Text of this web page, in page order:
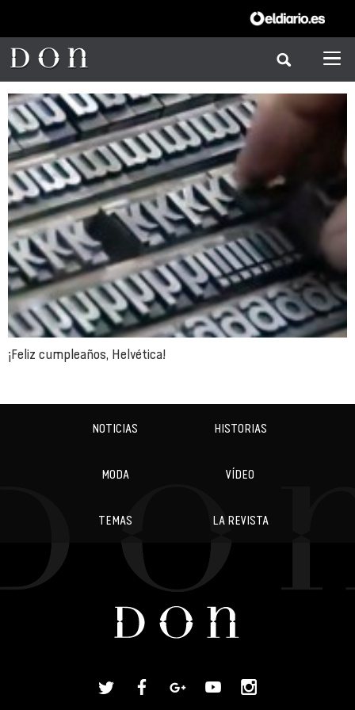
¡Feliz cumpleaños, Helvética!
NOTICIAS HISTORIAS
MODA VÍDEO
TEMAS LA REVISTA